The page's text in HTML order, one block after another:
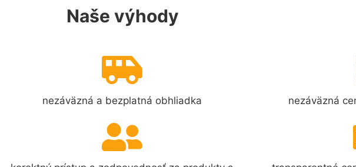
Naše výhody
nezáväzná a bezplatná obhliadka nezáväzná